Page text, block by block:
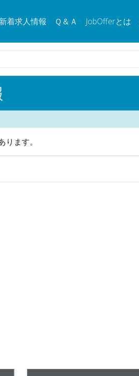
新着求人情報 Ｑ＆Ａ JobOfferとは
ます。